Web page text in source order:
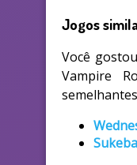
Jogos
Você
Vampire